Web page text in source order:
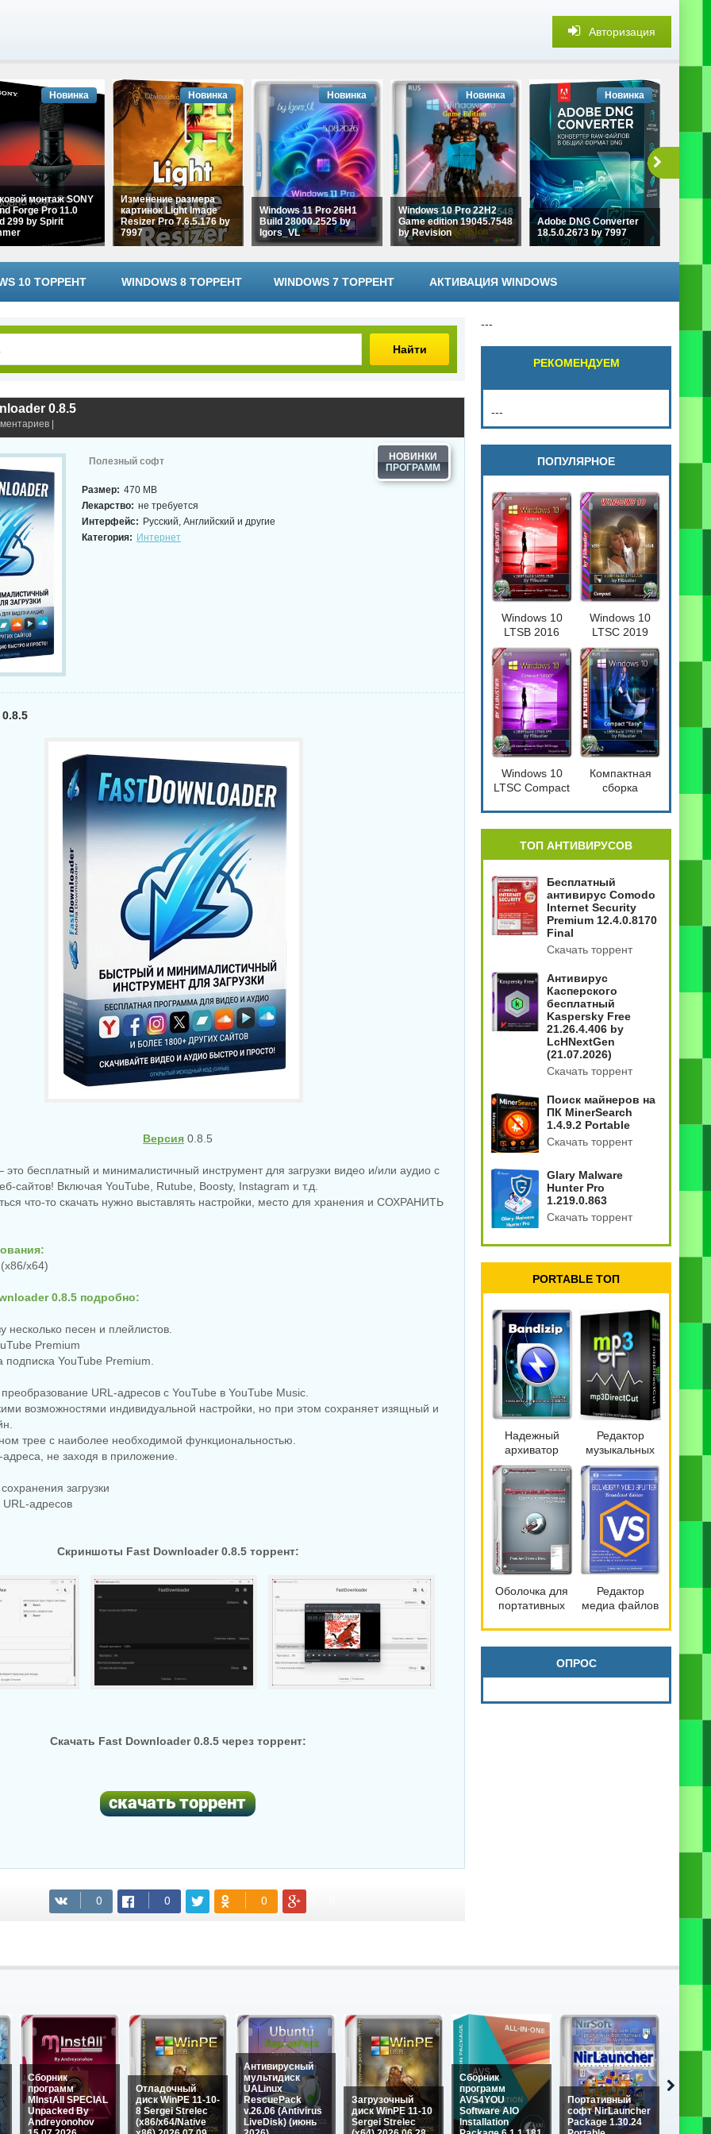
Авторизация
монтаж SONY
Forge Pro 11.0
299 by Spirit
Новинка
Изменение размера
картинок Light Image
Resizer Pro 7.6.5.176 by
7997
Новинка
Windows 11 Pro 26H1
Build 28000.2525 by
Igors_VL
Новинка
Windows 10 Pro 22H2
Game edition 19045.7548
by Revision
Новинка
Adobe DNG Converter
18.5.0.2673 by 7997
Новинка
10 ТОРРЕНТ WINDOWS 8 ТОРРЕНТ WINDOWS 7 ТОРРЕНТ АКТИВАЦИЯ WINDOWS
Найти
0.8.5
|
Полезный софт НОВИНКИ
Размер: 470 MB
Лекарство: не требуется
Интерфейс: Русский, Английский и другие
Категория: Интернет
Версия 0.8.5
бесплатный и минималистичный инструмент для загрузки видео и/или аудио с
сайтов! Включая YouTube, Rutube, Boosty, Instagram и т.д.
что-то скачать нужно выставлять настройки, место для хранения и СОХРАНИТЬ
x64)
0.8.5 подробно:
несколько песен и плейлистов.
Premium
YouTube Premium.
URL-адресов с YouTube в YouTube Music.
возможностями индивидуальной настройки, но при этом сохраняет изящный и
трее с наиболее необходимой функциональностью.
не заходя в приложение.
загрузки
URL-адресов
Скриншоты Fast Downloader 0.8.5 торрент:
Скачать Fast Downloader 0.8.5 через торрент:
(cкачиваний: 73)
---
РЕКОМЕНДУЕМ
---
ПОПУЛЯРНОЕ
Windows 10
LTSB 2016
Compact
Windows 10
LTSC 2019
Compact
[17763.720] 32-
64бит
Windows 10
LTSC Compact
Компактная
сборка
1809 Compact
4in2
[17763.379]
ТОП АНТИВИРУСОВ
Бесплатный
антивирус Comodo
Internet Security
Premium 12.4.0.8170
Final
Скачать торрент
Антивирус
Касперского
бесплатный
Kaspersky Free
21.26.4.406 by
LcHNextGen
(21.07.2026)
Скачать торрент
Поиск майнеров на
ПК MinerSearch
1.4.9.2 Portable
Скачать торрент
Glary Malware
Hunter Pro
1.219.0.863
Скачать торрент
PORTABLE ТОП
Надежный
архиватор
файлов
Bandizip 7.42
Pro by
Dodakaedr
Редактор
музыкальных
файлов
mp3DirectCut
2.40
Оболочка для
портативных
PortableApps.com
Platform 30.3
Редактор
медиа файлов
Video Splitter
9.0.2603.20
Broadcast
Edition
ОПРОС
Сборник
программ
MInstAll SPECIAL
Unpacked By
Andreyonohov
Отладочный
диск WinPE 11-10-
8 Sergei Strelec
(x86/x64/Native
Антивирусный
мультидиск
UALinux
RescuePack
v.26.06 (Antivirus
LiveDisk) (июнь
Загрузочный
диск WinPE 11-10
Sergei Strelec
Сборник
программ
AVS4YOU
Software AIO
Installation
Портативный
софт NirLauncher
Package 1.30.24